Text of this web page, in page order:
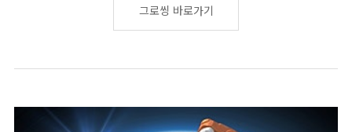
그로씽 바로가기